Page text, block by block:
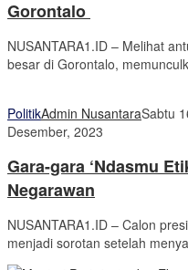
Gorontalo
NUSANTARA1.ID – Melihat
besar di Gorontalo,
PolitikAdmin NusantaraSabtu
Desember, 2023
Gara-gara ‘Ndasmu
Negarawan
NUSANTARA1.ID – Calon
menjadi sorotan setelah